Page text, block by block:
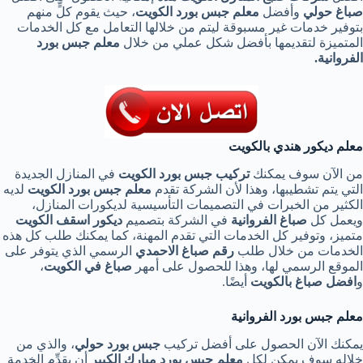
صباغ حولي وأفضل معلم جبس بورد الكويت، حيث يقوم كلٍّ منهم
بتوفير خدمات غير مسبوقة ليتم من خلالها التعامل مع كل الخدمات
المتميزة لتقديمها بأفضل شكل عملي من خلال معلم جبس بورد
الفروانية.
معلم ديكور هندي بالكويت
من الآن سوف يمكنكتركيب جبس بورد الكويت في المنازل الجديدة
التي يتم تشطيبها، وهذا لأن الشركة تقدم معلم جبس بورد الكويت لديه
الكثير من الخبرات في التصميمات التأسيسية لديكورات المنازل،
ويعمل كل صباغ الفروانية في الشركة بتصميم ديكور اسقف الكويت
متميز، وتوفير كل الخدمات التي تقدم المهنة، كما يمكنك طلب كل هذه
الخدمات من خلال طلب رقم صباغ الاحمدي الرسمي الذي يتوفر على
الموقع الرسمي لها، وهذا للحصول على أمهر صباغ في الكويت،
و افضل صباغ بالكويت أيضًا.
معلم جبس بورد الفروانية
يمكنك الآن الحصول على أفضل تركيب جبس بورد حولي، والذي من
خلاله سوف يمكن لكل معلم جبس بورد مبارك الكبير أن يقدِّم الخدمة